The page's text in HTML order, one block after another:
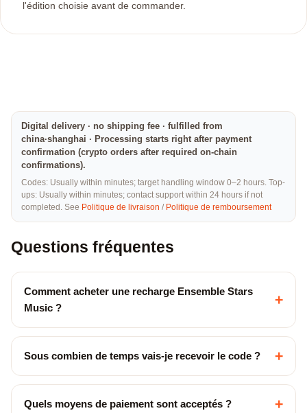
l'édition choisie avant de commander.
Digital delivery · no shipping fee · fulfilled from
china·shanghai · Processing starts right after payment
confirmation (crypto orders after required on-chain
confirmations).
Codes: Usually within minutes; target handling window 0–2 hours. Top-
ups: Usually within minutes; contact support within 24 hours if not
completed. See Politique de livraison / Politique de remboursement
Questions fréquentes
Comment acheter une recharge Ensemble Stars
Music ?
+
Sous combien de temps vais-je recevoir le code ? +
Quels moyens de paiement sont acceptés ? +